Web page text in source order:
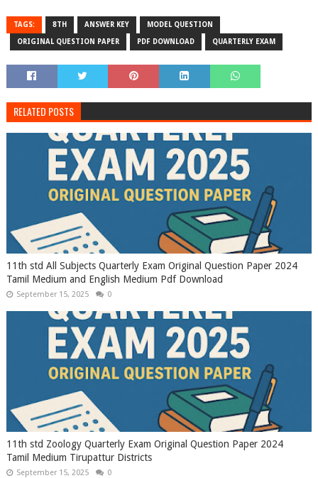
TAGS: 8TH ANSWER KEY MODEL QUESTION
ORIGINAL QUESTION PAPER PDF DOWNLOAD QUARTERLY EXAM
RELATED POSTS
11th std All Subjects Quarterly Exam Original Question Paper 2024
Tamil Medium and English Medium Pdf Download
September 15, 2025 0
11th std Zoology Quarterly Exam Original Question Paper 2024
Tamil Medium Tirupattur Districts
September 15, 2025 0